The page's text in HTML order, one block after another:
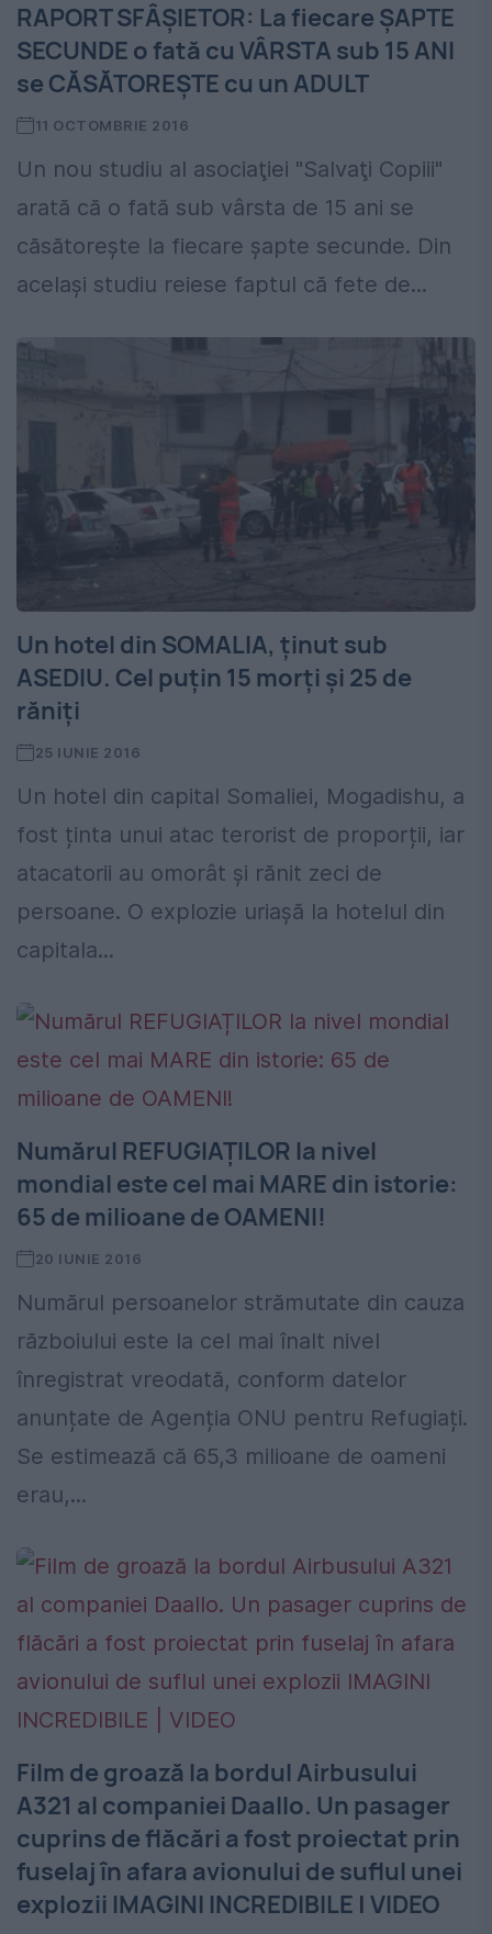
RAPORT SFÂŞIETOR: La fiecare ŞAPTE
SECUNDE o fată cu VÂRSTA sub 15 ANI
se CĂSĂTOREŞTE cu un ADULT
11 OCTOMBRIE 2016
Un nou studiu al asociaţiei "Salvaţi Copiii"
arată că o fată sub vârsta de 15 ani se
căsătoreşte la fiecare şapte secunde. Din
acelaşi studiu reiese faptul că fete de...
Un hotel din SOMALIA, ținut sub
ASEDIU. Cel puțin 15 morți și 25 de
răniți
25 IUNIE 2016
Un hotel din capital Somaliei, Mogadishu, a
fost ținta unui atac terorist de proporții, iar
atacatorii au omorât și rănit zeci de
persoane. O explozie uriașă la hotelul din
capitala...
Numărul REFUGIAȚILOR la nivel
mondial este cel mai MARE din istorie:
65 de milioane de OAMENI!
20 IUNIE 2016
Numărul persoanelor strămutate din cauza
războiului este la cel mai înalt nivel
înregistrat vreodată, conform datelor
anunțate de Agenția ONU pentru Refugiați.
Se estimează că 65,3 milioane de oameni
erau,...
Film de groază la bordul Airbusului
A321 al companiei Daallo. Un pasager
cuprins de flăcări a fost proiectat prin
fuselaj în afara avionului de suflul unei
explozii IMAGINI INCREDIBILE | VIDEO